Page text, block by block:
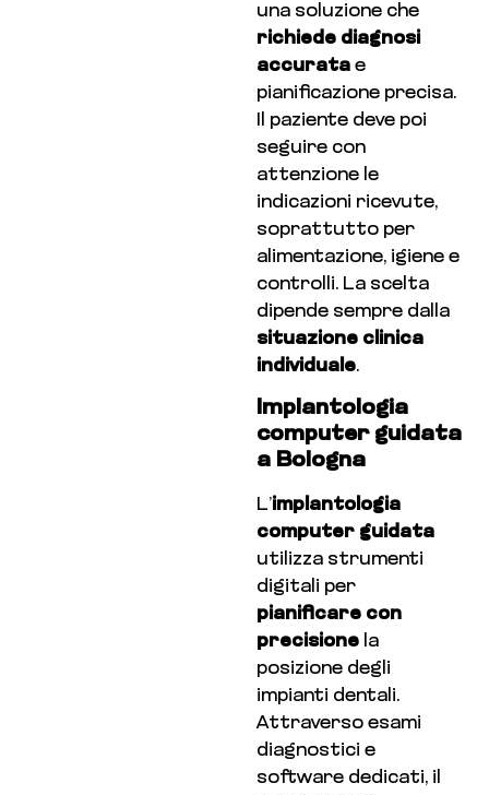
una soluzione che
richiede diagnosi
accuratae
pianificazione precisa.
Il paziente deve poi
seguire con
attenzione le
indicazioni ricevute,
soprattutto per
alimentazione, igiene e
controlli. La scelta
dipende sempre dalla
situazione clinica
individuale.
Implantologia
computer guidata
a Bologna
L’implantologia
computer guidata
utilizza strumenti
digitali per
pianificare con
precisione la
posizione degli
impianti dentali.
Attraverso esami
diagnostici e
software dedicati, il